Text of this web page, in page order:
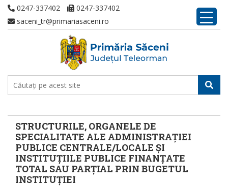
0247-337402
0247-337402
saceni_tr@primariasaceni.ro
STRUCTURILE, ORGANELE DE
SPECIALITATE ALE ADMINISTRAȚIEI
PUBLICE CENTRALE/LOCALE ȘI
INSTITUȚIILE PUBLICE FINANȚATE
TOTAL SAU PARȚIAL PRIN BUGETUL
INSTITUȚIEI